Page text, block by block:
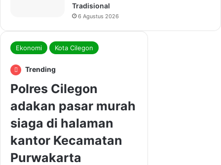
Tradisional
6 Agustus 2026